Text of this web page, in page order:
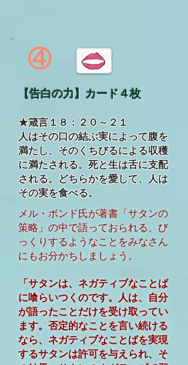
④
【告白の力】カード４枚
★箴言１８：２０～２１
人はその口の結ぶ実によって腹を
満たし、そのくちびるによる収穫
に満たされる。死と生は舌に支配
される。どちらかを愛して、人は
その実を食べる。
メル・ボンド氏が著書「サタンの
策略」の中で語っておられる、び
っくりするようなことをみなさん
にもお分かちしましょう。
「サタンは、ネガティブなことば
に喰らいつくのです。人は、自分
が語ったことだけを受け取ってい
ます。否定的なことを言い続ける
なら、ネガティブなことばを実現
するサタンは許可を与えられ、そ